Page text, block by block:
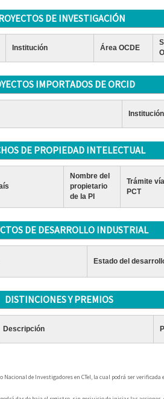
DE INVESTIGACIÓN
Institución Área OCDE
IMPORTADOS DE ORCID
Institución
DE PROPIEDAD INTELECTUAL
Nombre del
propietario
de la PI
Trámite vía
PCT
DE DESARROLLO INDUSTRIAL
Estado del
DISTINCIONES Y PREMIOS
Descripción
de Investigadores en CTeI, la cual podrá ser verificada